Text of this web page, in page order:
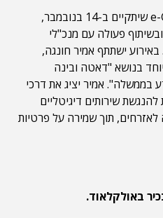
תשתתף בכנס e-GOV שיתקיים ב-14 בנובמבר,
פעולה עם מנכ"לי
באירוע ישתתף אמיר חונגה,
בנושא "דאטה ובינה
בממשלה". אמיר יציג את דרכי
שירותים דיגיטליים
תוך שמירה על פרטיות
באולקלאוד.